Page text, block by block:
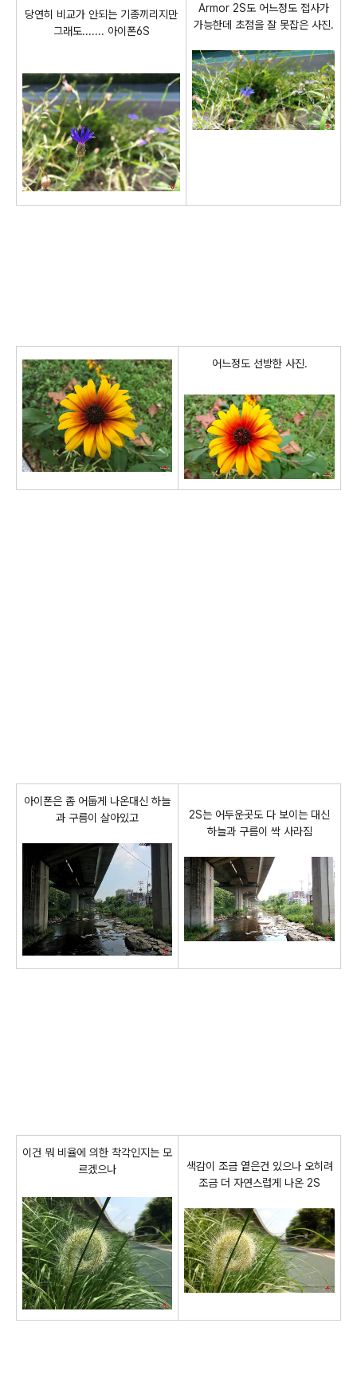
당연히 비교가 안되는 기종끼리지만
그래도....... 아이폰6S
Armor 2S도 어느정도 접사가
가능한데 초점을 잘 못잡은 사진.
어느정도 선방한 사진.
아이폰은 좀 어둡게 나온대신 하늘
과 구름이 살아있고
2S는 어두운곳도 다 보이는 대신
하늘과 구름이 싹 사라짐
이건 뭐 비율에 의한 착각인지는 모
르겠으나
색감이 조금 옅은건 있으나 오히려
조금 더 자연스럽게 나온 2S